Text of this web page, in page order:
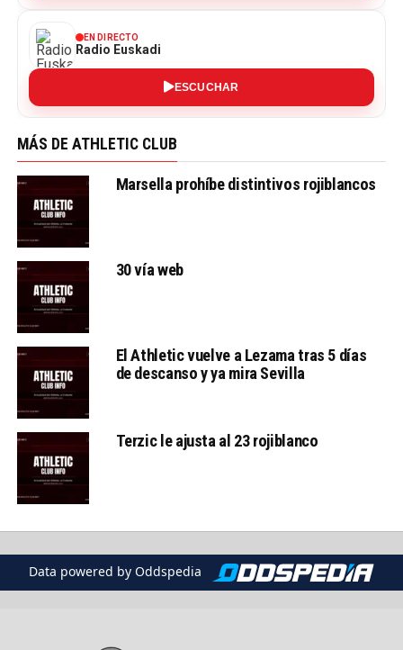
EN DIRECTO
Radio Euskadi
ESCUCHAR
MÁS DE ATHLETIC CLUB
Marsella prohíbe distintivos rojiblancos
30 vía web
El Athletic vuelve a Lezama tras 5 días
de descanso y ya mira Sevilla
Terzic le ajusta al 23 rojiblanco
Data powered by Oddspedia